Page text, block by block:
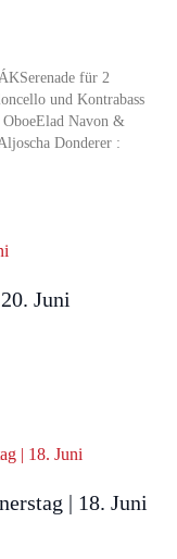
für 2
und Kontrabass
Navon &
Donderer :
Juni
| 18. Juni